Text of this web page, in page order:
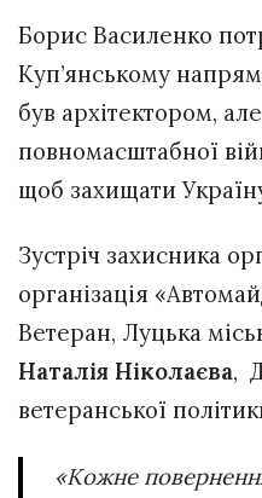
Борис Василенко
Куп’янському
був архітектором,
повномасштабної
щоб захищати
Зустріч захисника
організація
Ветеран, Луцька
Наталія Ніколаєва,
ветеранської
«Кожне повернення з полону — це